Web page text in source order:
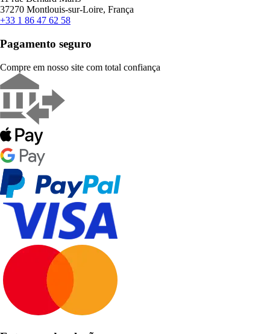
37270 Montlouis-sur-Loire, França
+33 1 86 47 62 58
Pagamento seguro
Compre em nosso site com total confiança